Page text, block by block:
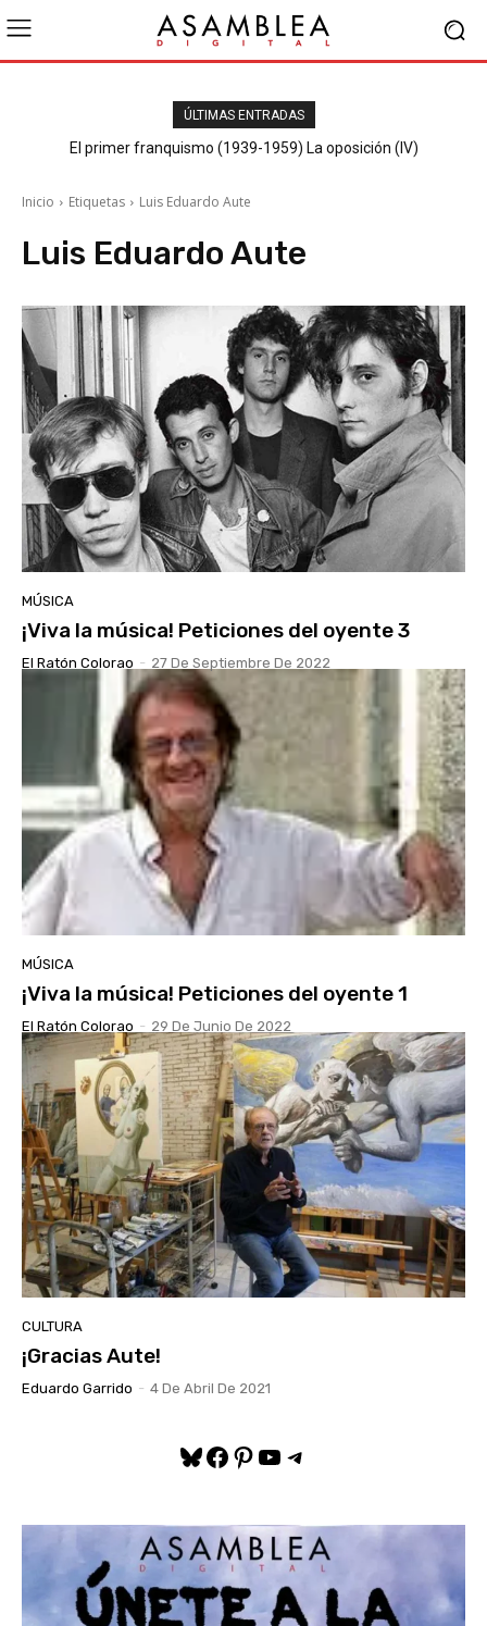
ÚLTIMAS ENTRADAS
El primer franquismo (1939-1959) La oposición (IV)
Inicio Etiquetas Luis Eduardo Aute
Luis Eduardo Aute
MÚSICA
¡Viva la música! Peticiones del oyente 3
El Ratón Colorao - 27 De Septiembre De 2022
MÚSICA
¡Viva la música! Peticiones del oyente 1
El Ratón Colorao - 29 De Junio De 2022
CULTURA
¡Gracias Aute!
Eduardo Garrido - 4 De Abril De 2021
Bluesky
Facebook
Pinterest
YouTube
Telegram